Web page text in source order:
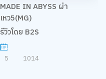
MADE IN ABYSS ผ่า
เหว5(MG)
รีวิวโดย B2S
1014